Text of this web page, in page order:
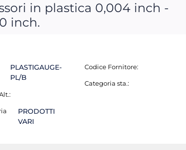
in plastica 0,004 inch -
inch.
PLASTIGAUGE-
PL/B
PRODOTTI
VARI
Codice Fornitore:
Categoria sta.: